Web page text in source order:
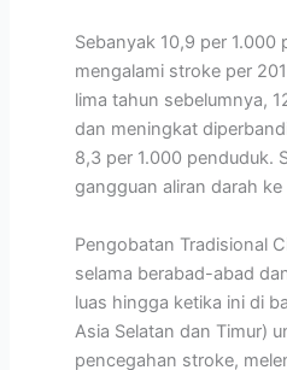
Sebanyak 10,9 per 1.000
mengalami stroke per
lima tahun sebelumnya,
dan meningkat
8,3 per 1.000 penduduk.
gangguan aliran darah
Pengobatan Tradisional
selama berabad-abad
luas hingga ketika ini di
Asia Selatan dan Timur)
pencegahan stroke,